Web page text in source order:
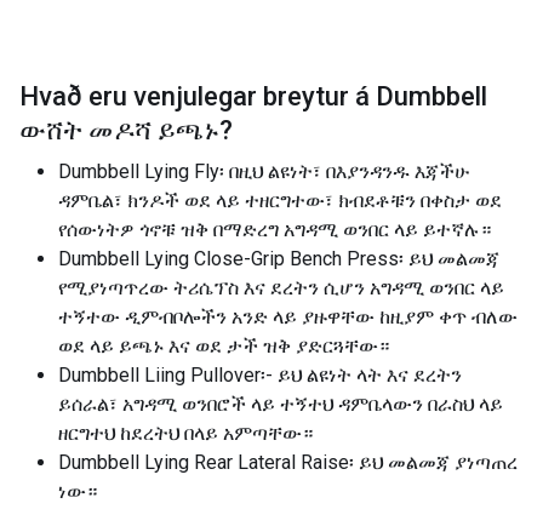
Hvað eru venjulegar breytur á Dumbbell
ውሸት መዶሻ ይጫኑ?
Dumbbell Lying Fly፡ በዚህ ልዩነት፣ በእያንዳንዱ እጃችሁ
ዳምቤል፣ ክንዶች ወደ ላይ ተዘርግተው፣ ክብደቶቹን በቀስታ ወደ
የሰውነትዎ ጎኖቹ ዝቅ በማድረግ አግዳሚ ወንበር ላይ ይተኛሉ።
Dumbbell Lying Close-Grip Bench Press፡ ይህ መልመጃ
የሚያነጣጥረው ትሪሴፕስ እና ደረትን ሲሆን አግዳሚ ወንበር ላይ
ተኝተው ዲምብቦሎችን አንድ ላይ ያዙዋቸው ከዚያም ቀጥ ብለው
ወደ ላይ ይጫኑ እና ወደ ታች ዝቅ ያድርጓቸው።
Dumbbell Liing Pullover፡- ይህ ልዩነት ላት እና ደረትን
ይሰራል፣ አግዳሚ ወንበሮች ላይ ተኝተህ ዳምቤላውን በራስህ ላይ
ዘርግተህ ከደረትህ በላይ አምጣቸው።
Dumbbell Lying Rear Lateral Raise፡ ይህ መልመጃ ያነጣጠረ
ነው።